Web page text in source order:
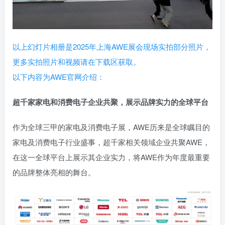
以上幻灯片相册是2025年上海AWE展会现场实拍部分照片，
更多实拍照片和视频请在下载区获取。
以下内容为AWE官网介绍：
超千家家电和消费电子企业共聚，展示品牌实力的全球平台
作为全球三甲的家电及消费电子展，AWE历来是全球瞩目的
家电及消费电子行业盛事，超千家相关领域企业共聚AWE，
在这一全球平台上展示其企业实力，将AWE作为年度最重要
的品牌整体亮相的舞台。